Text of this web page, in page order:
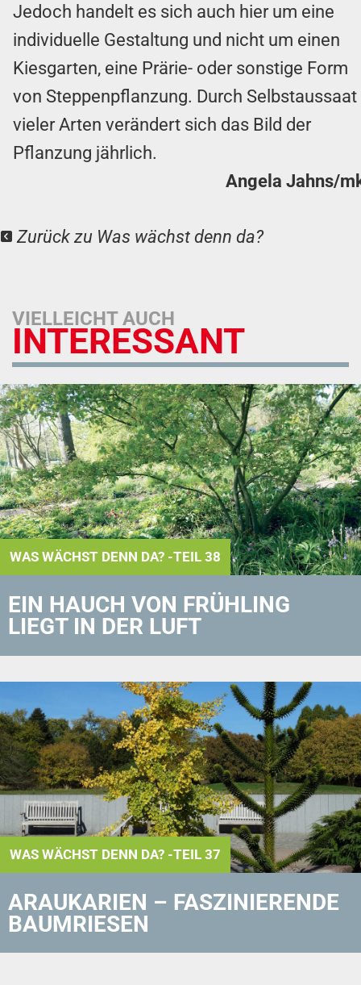
Jedoch handelt es sich auch hier um eine
individuelle Gestaltung und nicht um einen
Kiesgarten, eine Prärie- oder sonstige Form
von Steppenpflanzung. Durch Selbstaussaat
vieler Arten verändert sich das Bild der
Pflanzung jährlich.
Angela Jahns/
Zurück zu Was wächst denn da?
VIELLEICHT AUCH
INTERESSANT
WAS WÄCHST DENN DA? -TEIL 38
EIN HAUCH VON FRÜHLING
LIEGT IN DER LUFT
WAS WÄCHST DENN DA? -TEIL 37
ARAUKARIEN – FASZINIERENDE
BAUMRIESEN